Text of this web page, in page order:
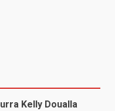
Kelly Doualla